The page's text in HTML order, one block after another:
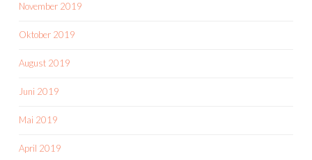
November 2019
Oktober 2019
August 2019
Juni 2019
Mai 2019
April 2019